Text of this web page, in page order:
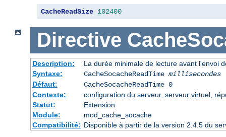
CacheReadSize 102400
Directive
Description:
La durée minimale de lecture avant l'envoi
Syntaxe:
CacheSocacheReadTime millisecondes
Défaut:
CacheSocacheReadTime 0
Contexte:
configuration du serveur, serveur virtuel,
Statut:
Extension
Module:
mod_cache_socache
Compatibilité: Disponible à partir de la version 2.4.5 du